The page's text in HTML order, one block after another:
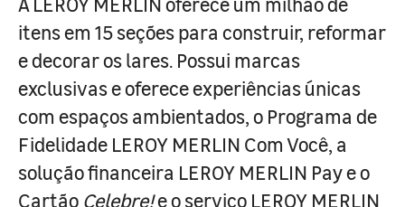
itens em 15 seções para construir, reformar
e decorar os lares. Possui marcas
exclusivas e oferece experiências únicas
com espaços ambientados, o Programa de
Fidelidade LEROY MERLIN Com Você, a
solução financeira LEROY MERLIN Pay e o
Cartão Celebre!e o serviço LEROY MERLIN